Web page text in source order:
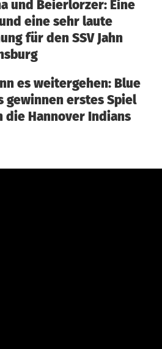
und Beierlorzer: Eine
eine sehr laute
für den SSV Jahn
es weitergehen: Blue
gewinnen erstes Spiel
die Hannover Indians